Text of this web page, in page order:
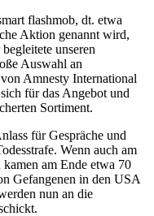
flashmob, dt. etwa
Aktion genannt wird,
unseren
Auswahl an
Amnesty International
für das Angebot und
Sortiment.
für Gespräche und
Wenn auch am
am Ende etwa 70
Gefangenen in den USA
nun an die